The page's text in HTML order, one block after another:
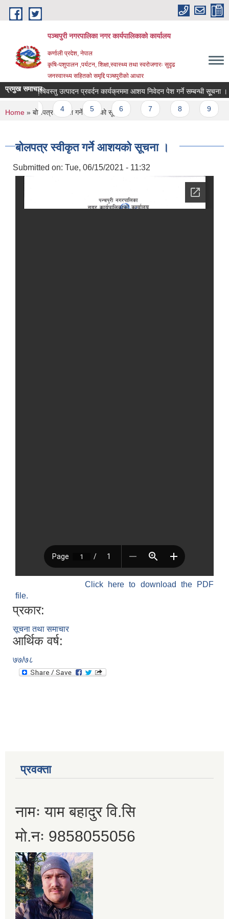
Skip to main content
पञ्चपुरी नगरपालिका नगर कार्यपालिकाको कार्यालय
कर्णाली प्रदेश, नेपाल
कृषि-पशुपालन ,पर्यटन, शिक्षा,स्वास्थ्य तथा स्वरोजगारः सुदृढ
जनस्वास्थ्य सहितको समृद्दि पञ्चपुरीको आधार
प्रमुख समाचार
मुल्य कृषिवस्तु उत्पादन प्रवर्दन कार्यक्रममा आशय निवेदन पेश गर्ने सम्बन्धी सूूचना ।
4 5 6
You are here
Home » बोलपत्र स्वीकृत गर्ने आशयको सूचना ।
बोलपत्र स्वीकृत गर्ने आशयको सूचना ।
Submitted on: Tue, 06/15/2021 - 11:32
Click here to download the PDF
file.
प्रकार:
सूचना तथा समाचार
आर्थिक वर्ष:
७७/७८
प्रवक्ता
नामः याम बहादुर वि.सि
मो.नः 9858055056